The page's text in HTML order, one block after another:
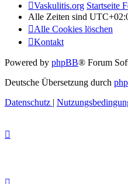
Vaskulitis.org Startseite
Alle Zeiten sind
Alle Cookies löschen
Kontakt
Powered by phpBB® Forum
Deutsche Übersetzung durch
Datenschutz |